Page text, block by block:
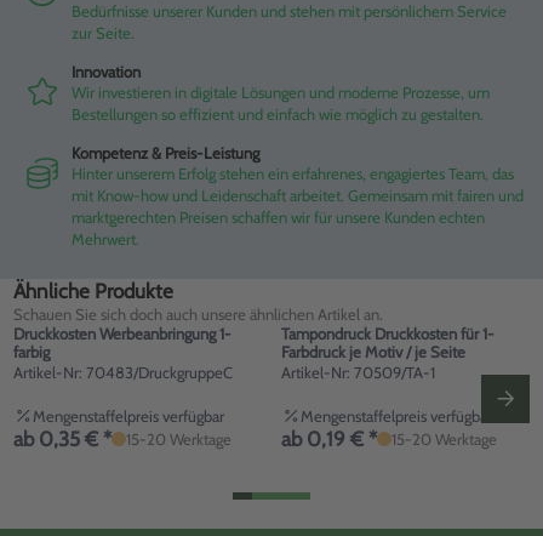
Bedürfnisse unserer Kunden und stehen mit persönlichem Service
zur Seite.
Innovation
Wir investieren in digitale Lösungen und moderne Prozesse, um
Bestellungen so effizient und einfach wie möglich zu gestalten.
Kompetenz & Preis-Leistung
Hinter unserem Erfolg stehen ein erfahrenes, engagiertes Team, das
mit Know-how und Leidenschaft arbeitet. Gemeinsam mit fairen und
marktgerechten Preisen schaffen wir für unsere Kunden echten
Mehrwert.
Ähnliche Produkte
Schauen Sie sich doch auch unsere ähnlichen Artikel an.
Druckkosten Werbeanbringung 1-
farbig
Artikel-Nr: 70483/DruckgruppeC
Mengenstaffelpreis verfügbar
ab 0,35 € * 15-20 Werktage
Tampondruck Druckkosten für 1-
Farbdruck je Motiv / je Seite
Artikel-Nr: 70509/TA-1
Mengenstaffelpreis verfügbar
ab 0,19 € * 15-20 Werktage